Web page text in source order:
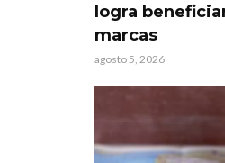
logra
marcas
agosto 5, 2026